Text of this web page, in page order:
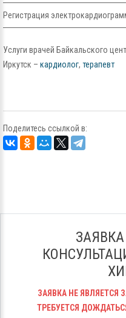
Регистрация
Услуги врачей Байкальского
Иркутск – кардиолог, терапевт
Поделитесь ссылкой в:
ЗАЯВКА НЕ ЯВЛЯЕТСЯ
ТРЕБУЕТСЯ